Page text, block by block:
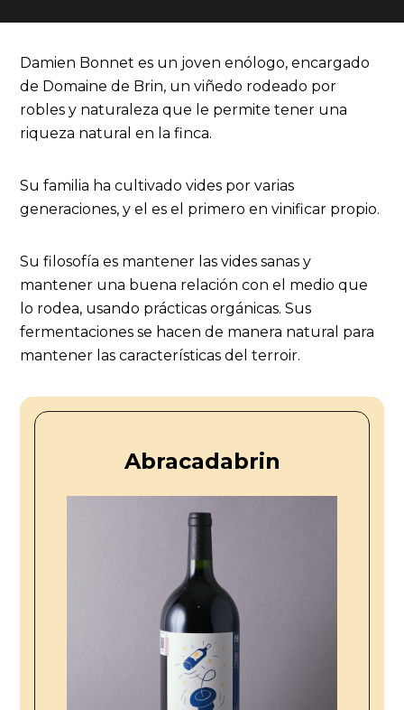
Damien Bonnet es un joven enólogo, encargado
de Domaine de Brin, un viñedo rodeado por
robles y naturaleza que le permite tener una
riqueza natural en la finca.
Su familia ha cultivado vides por varias
generaciones, y el es el primero en vinificar propio.
Su filosofía es mantener las vides sanas y
mantener una buena relación con el medio que
lo rodea, usando prácticas orgánicas. Sus
fermentaciones se hacen de manera natural para
mantener las características del terroir.
Abracadabrin